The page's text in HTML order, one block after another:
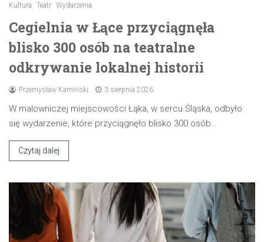
Kultura Teatr Wydarzenia
Cegielnia w Łące przyciągnęła
blisko 300 osób na teatralne
odkrywanie lokalnej historii
Przemysław Kamiński 3 sierpnia 2026
W malowniczej miejscowości Łąka, w sercu Śląska, odbyło
się wydarzenie, które przyciągnęło blisko 300 osób…
Czytaj dalej